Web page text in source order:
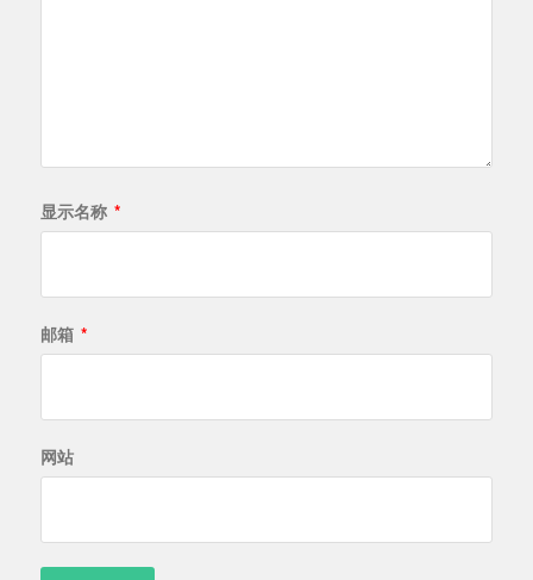
显示名称 *
邮箱 *
网站